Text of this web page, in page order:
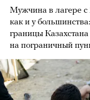
Мужчина в лагере
как и у
границы
на пограничный